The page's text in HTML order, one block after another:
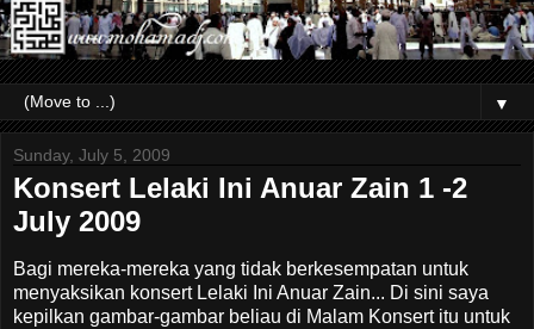
▼
Sunday, July 5, 2009
Konsert Lelaki Ini Anuar Zain 1 -2
July 2009
Bagi mereka-mereka yang tidak berkesempatan untuk
menyaksikan konsert Lelaki Ini Anuar Zain... Di sini saya
kepilkan gambar-gambar beliau di Malam Konsert itu untuk